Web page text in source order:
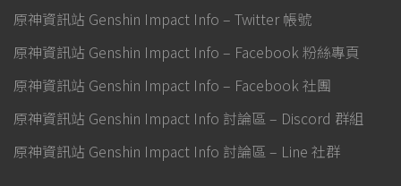
原神資訊站 Genshin Impact Info – Twitter 帳號
原神資訊站 Genshin Impact Info – Facebook 粉絲專頁
原神資訊站 Genshin Impact Info – Facebook 社團
原神資訊站 Genshin Impact Info 討論區 – Discord 群組
原神資訊站 Genshin Impact Info 討論區 – Line 社群